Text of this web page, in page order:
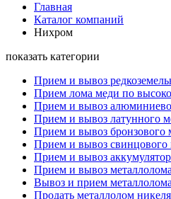
Главная
Каталог компаний
Нихром
показать категории
Прием и вывоз
Прием лома меди по
Прием и вывоз
Прием и вывоз латунного
Прием и вывоз бронзового
Прием и вывоз свинцового
Прием и вывоз
Прием и вывоз
Вывоз и прием
Продать металлолом